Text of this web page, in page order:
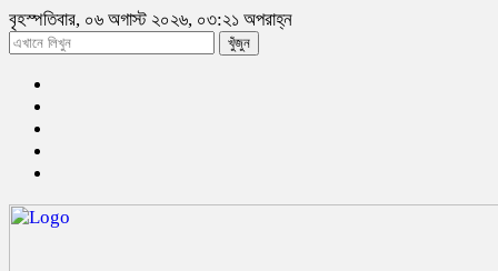
বৃহস্পতিবার, ০৬ অগাস্ট ২০২৬, ০৩:২১ অপরাহ্ন
খুঁজুন